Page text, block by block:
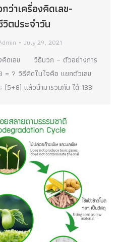
ว่าเครื่องคิดเลข-
ตประจำวัน
July 29, 2021
งคิดเลข วิธีบวก – ตัวอย่างการ
= ? วิธีคิดในใจคือ แยกตัวเลข
แล้วนำมารวมกัน ได้ 133